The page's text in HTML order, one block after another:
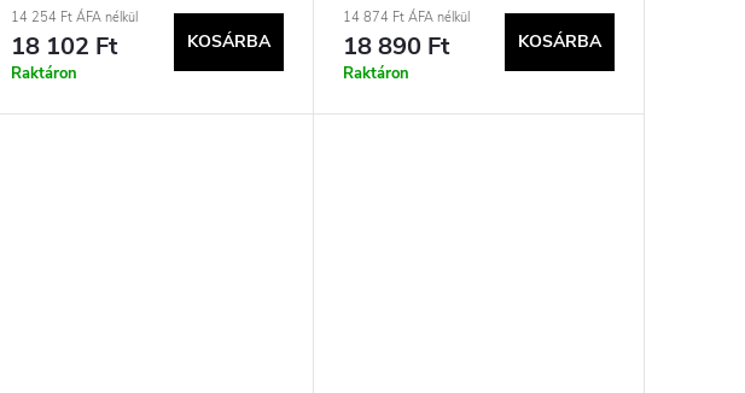
14 254 Ft ÁFA nélkül
18 102 Ft
Raktáron
KOSÁRBA
14 874 Ft ÁFA nélkül
18 890 Ft
Raktáron
KOSÁRBA